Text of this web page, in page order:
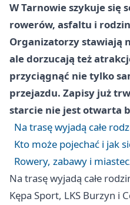
W Tarnowie szykuje się
rowerów, asfaltu i
Organizatorzy stawiają
ale dorzucają też
przyciągnąć nie tylko
przejazdu. Zapisy już
starcie nie jest otwarta
Na trasę wyjadą całe
Kto może pojechać i jak
Rowery, zabawy i
Na trasę wyjadą całe
Kępa Sport, LKS Burzyn i